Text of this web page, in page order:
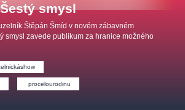
smysl
Štěpán Šmíd v novém zábavném
smysl zavede publikum za hranice možného
procelourodinu